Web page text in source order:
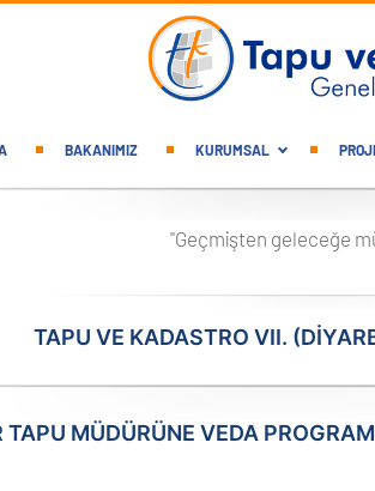
navigation
BAKANIMIZ KURUMSAL
"Geçmişten geleceğe
TAPU VE KADASTRO VII.
TAPU MÜDÜRÜNE VEDA